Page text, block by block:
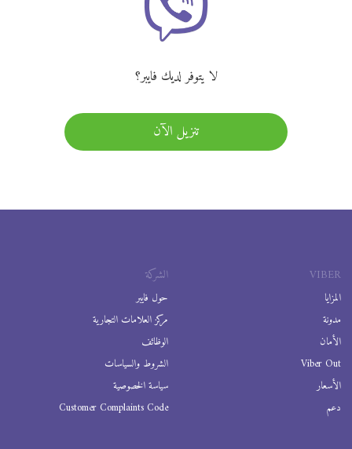
لا يتوفر لديك فايبر؟
تنزيل الآن
VIBER
المزايا
مدونة
الأمان
Viber Out
الأسعار
دعم
الشركة
حول فايبر
مركز العلامات التجارية
الوظائف
الشروط والسياسات
سياسة الخصوصية
Customer Complaints Code